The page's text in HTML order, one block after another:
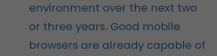
environment over the next two
or three years. Good mobile
browsers are already capable of